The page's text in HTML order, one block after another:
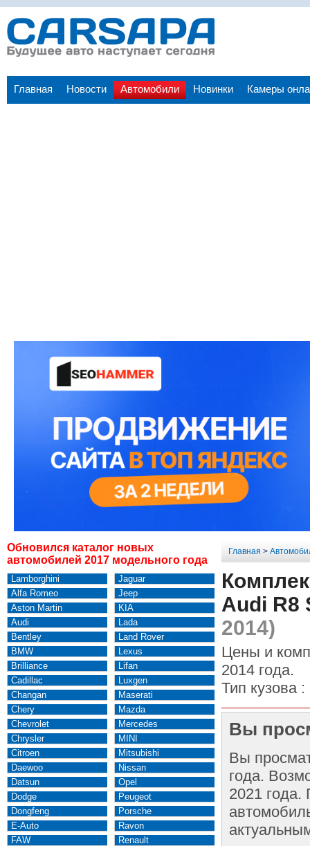
Главная Новости Автомобили Новинки Камеры
Обновился каталог новых
автомобилей 2017 модельного года
Lamborghini
Alfa Romeo
Aston Martin
Audi
Bentley
BMW
Brilliance
Cadillac
Changan
Chery
Chevrolet
Chrysler
Citroen
Daewoo
Datsun
Dodge
Dongfeng
E-Auto
FAW
Jaguar
Jeep
KIA
Lada
Land Rover
Lexus
Lifan
Luxgen
Maserati
Mazda
Mercedes
MINI
Mitsubishi
Nissan
Opel
Peugeot
Porsche
Ravon
Renault
Главная >
Audi R8
2014)
Цены и
2014 года.
Тип кузова :
Вы
Вы
года.
2021 года.